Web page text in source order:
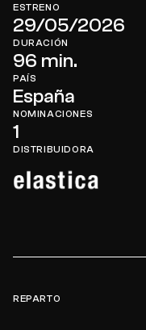
ESTRENO
29/05/2026
DURACIÓN
96 min.
PAÍS
España
NOMINACIONES
1
DISTRIBUIDORA
REPARTO